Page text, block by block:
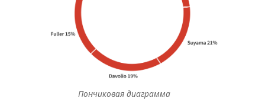
Пончиковая диаграмма